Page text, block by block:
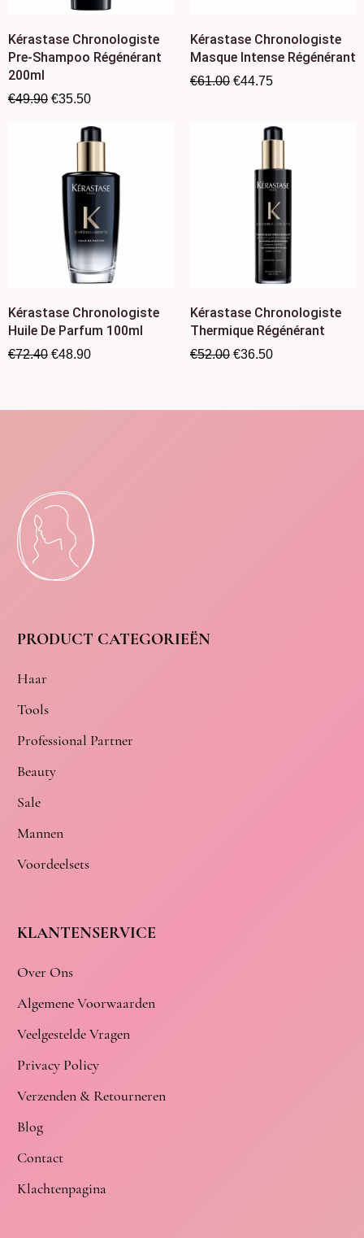
Kérastase Chronologiste
Pre-Shampoo Régénérant
200ml
€49.90 €35.50
Kérastase Chronologiste
Masque Intense Régénérant
€61.00 €44.75
Kérastase Chronologiste
Huile De Parfum 100ml
€72.40 €48.90
Kérastase Chronologiste
Thermique Régénérant
€52.00 €36.50
PRODUCT CATEGORIEËN
Haar
Tools
Professional Partner
Beauty
Sale
Mannen
Voordeelsets
KLANTENSERVICE
Over Ons
Algemene Voorwaarden
Veelgestelde Vragen
Privacy Policy
Verzenden & Retourneren
Blog
Contact
Klachtenpagina